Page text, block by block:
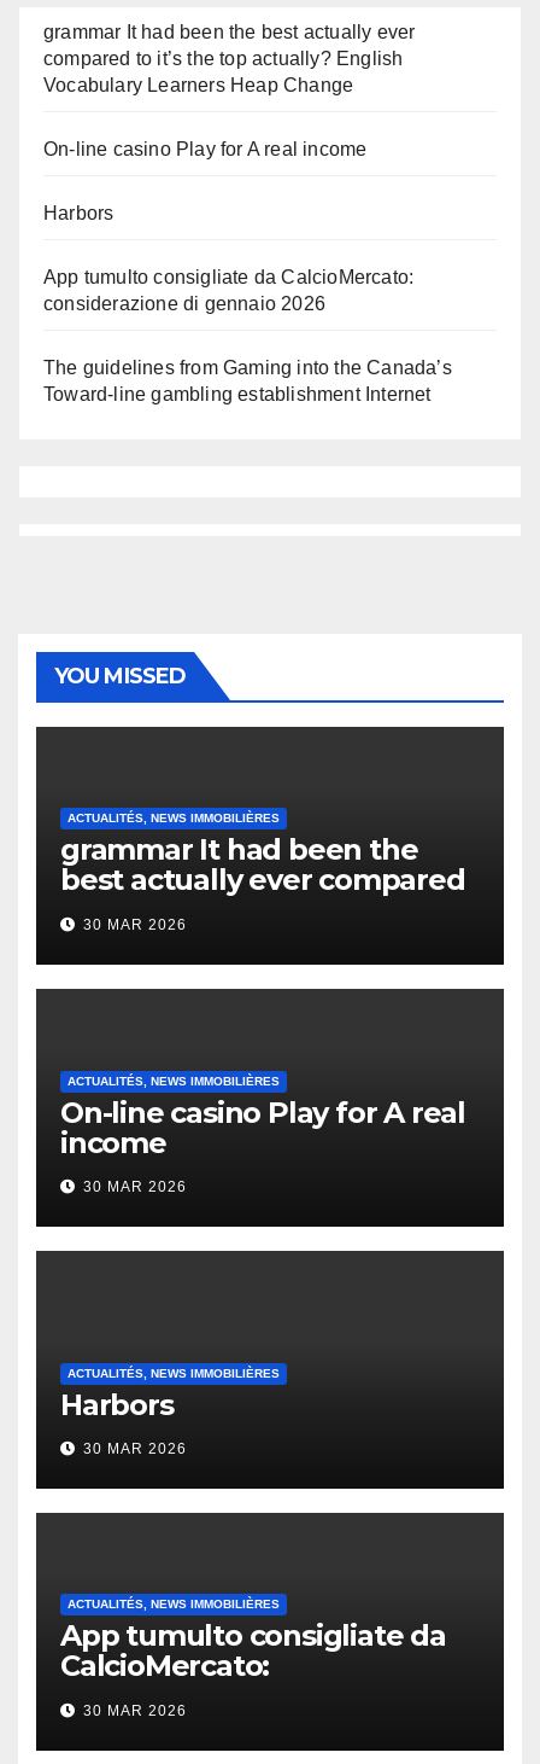
grammar It had been the best actually ever
compared to it’s the top actually? English
Vocabulary Learners Heap Change
On-line casino Play for A real income
Harbors
App tumulto consigliate da CalcioMercato:
considerazione di gennaio 2026
The guidelines from Gaming into the Canada’s
Toward-line gambling establishment Internet
YOU MISSED
ACTUALITÉS, NEWS IMMOBILIÈRES
grammar It had been the
best actually ever compared
to it’s the top actually?
English Vocabulary Learners
Heap Change
30 MAR 2026
ACTUALITÉS, NEWS IMMOBILIÈRES
On-line casino Play for A real
income
30 MAR 2026
ACTUALITÉS, NEWS IMMOBILIÈRES
Harbors
30 MAR 2026
ACTUALITÉS, NEWS IMMOBILIÈRES
App tumulto consigliate da
CalcioMercato:
considerazione di gennaio
2026
30 MAR 2026